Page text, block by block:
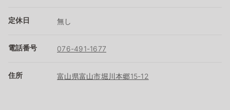
定休日 無し
電話番号 076-491-1677
住所 富山県富山市堀川本郷15-12